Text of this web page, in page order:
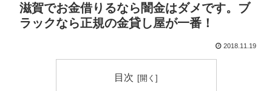
滋賀でお金借りるなら闇金はダメです。ブ
ラックなら正規の金貸し屋が一番！
2018.11.19
目次